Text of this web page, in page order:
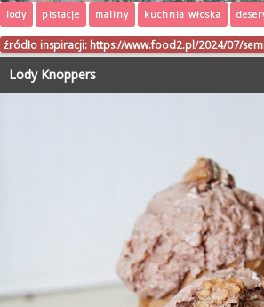
lody pistacje maliny kuchnia włoska
źródło inspiracji: https://www.food2.pl/2024/07/
Lody Knoppers